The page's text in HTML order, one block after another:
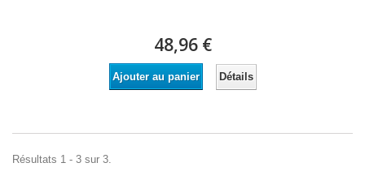
48,96 €
Ajouter au panier Détails
Résultats 1 - 3 sur 3.